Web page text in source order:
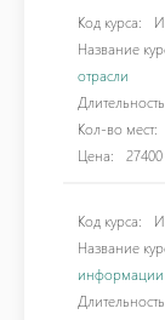
Код курса:
Название
отрасли
Кол-во мест:
Цена:
Код курса:
Название
информации